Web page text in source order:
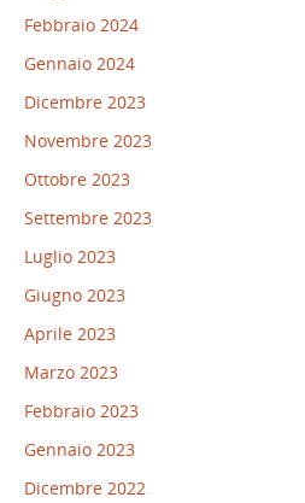
Febbraio 2024
Gennaio 2024
Dicembre 2023
Novembre 2023
Ottobre 2023
Settembre 2023
Luglio 2023
Giugno 2023
Aprile 2023
Marzo 2023
Febbraio 2023
Gennaio 2023
Dicembre 2022